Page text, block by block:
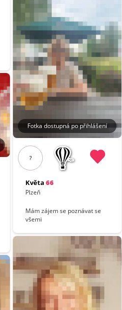
Fotka dostupná po přihlášení
?
Květa 66
Plzeň
Mám zájem se poznávat se
všemi